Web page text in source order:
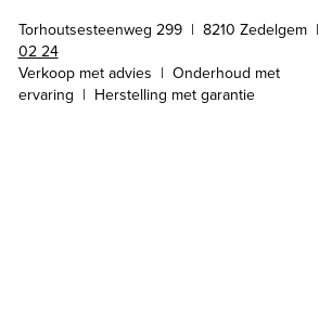
Torhoutsesteenweg 299 | 8210 Zedelgem |
02 24
Verkoop met advies | Onderhoud met
ervaring | Herstelling met garantie